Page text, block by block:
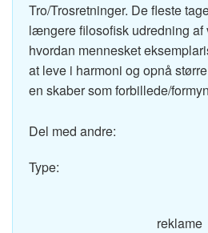
Tro/Trosretninger. De fleste
længere filosofisk udredning af
hvordan mennesket
at leve i harmoni og opnå
en skaber som forbillede/
Del med andre:
Type:
reklame